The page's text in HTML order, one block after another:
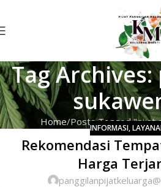
Tag
Home Posts Tagged "pijat
INFORMASI,
Rekomendasi
Harga